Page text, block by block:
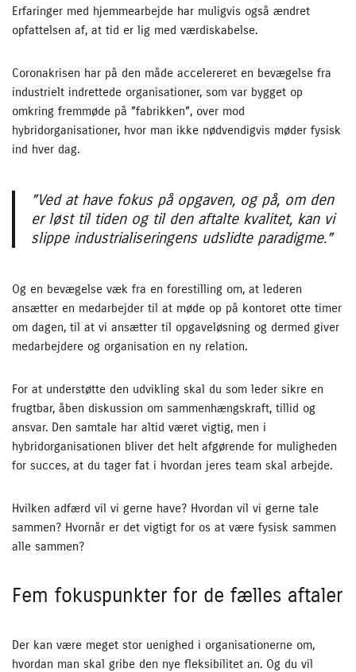
Erfaringer med hjemmearbejde har muligvis også ændret
opfattelsen af, at tid er lig med værdiskabelse.
Coronakrisen har på den måde accelereret en bevægelse fra
industrielt indrettede organisationer, som var bygget op
omkring fremmøde på ”fabrikken”, over mod
hybridorganisationer, hvor man ikke nødvendigvis møder fysisk
ind hver dag.
”Ved at have fokus på opgaven, og på, om den
er løst til tiden og til den aftalte kvalitet, kan vi
slippe industrialiseringens udslidte paradigme.”
Og en bevægelse væk fra en forestilling om, at lederen
ansætter en medarbejder til at møde op på kontoret otte timer
om dagen, til at vi ansætter til opgaveløsning og dermed giver
medarbejdere og organisation en ny relation.
For at understøtte den udvikling skal du som leder sikre en
frugtbar, åben diskussion om sammenhængskraft, tillid og
ansvar. Den samtale har altid været vigtig, men i
hybridorganisationen bliver det helt afgørende for muligheden
for succes, at du tager fat i hvordan jeres team skal arbejde.
Hvilken adfærd vil vi gerne have? Hvordan vil vi gerne tale
sammen? Hvornår er det vigtigt for os at være fysisk sammen
alle sammen?
Fem fokuspunkter for de fælles aftaler
Der kan være meget stor uenighed i organisationerne om,
hvordan man skal gribe den nye fleksibilitet an. Og du vil